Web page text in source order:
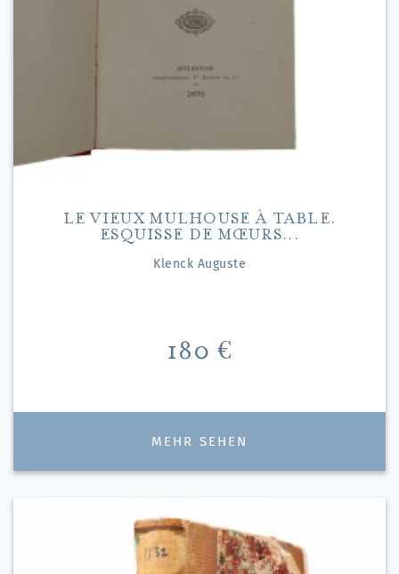
LE VIEUX MULHOUSE À TABLE.
ESQUISSE DE MŒURS...
Klenck Auguste
Preis
180 €
MEHR SEHEN